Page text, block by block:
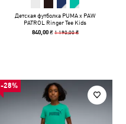
Детская футболка PUMA x PAW
PATROL Ringer Tee Kids
840,00 ₴ 1 190,00 ₴
-28%